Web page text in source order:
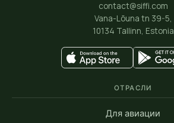
contact@siffi.com
Vana-Lõuna tn 39-5,
10134 Tallinn, Estonia
ОТРАСЛИ
Для авиации